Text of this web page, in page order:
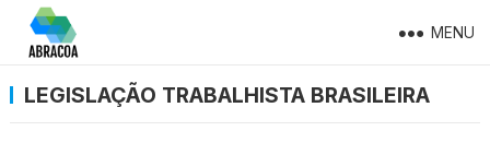
MENU
LEGISLAÇÃO TRABALHISTA BRASILEIRA